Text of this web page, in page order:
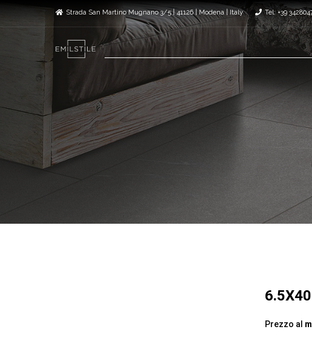
Strada San Martino Mugnano 3/5 | 41126 | Modena | Italy Tel: +39
Prezzo al